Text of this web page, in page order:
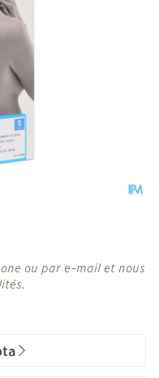
ou par e-mail et nous